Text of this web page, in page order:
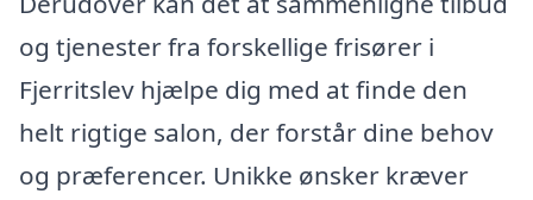
og tjenester fra forskellige frisører i
Fjerritslev hjælpe dig med at finde den
helt rigtige salon, der forstår dine behov
og præferencer. Unikke ønsker kræver